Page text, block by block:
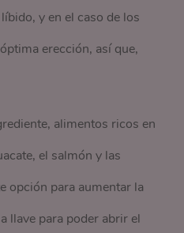
y en el caso de los
erección, así que,
alimentos ricos en
el salmón y las
opción para aumentar la
llave para poder abrir el